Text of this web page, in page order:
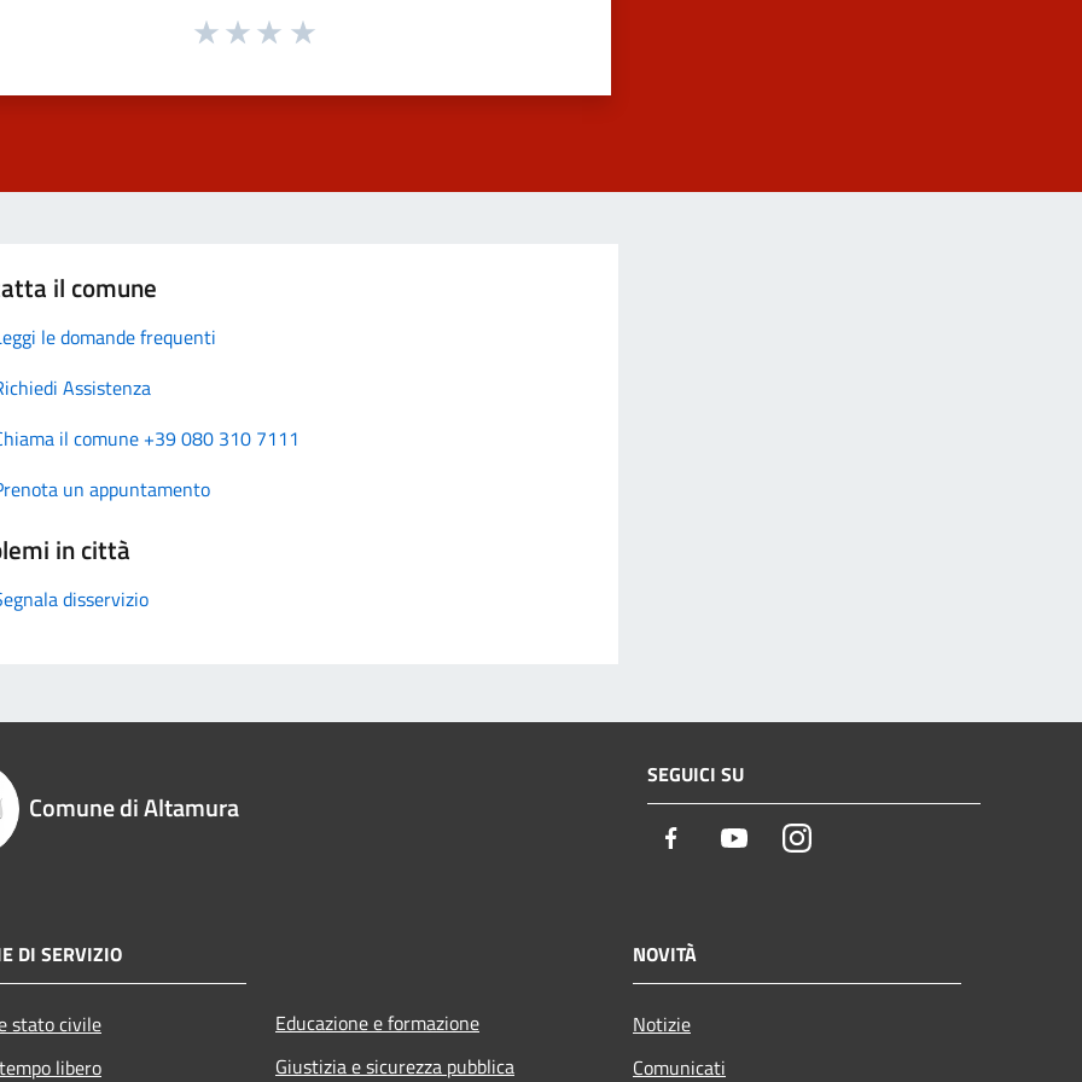
il comune
le domande frequenti
Assistenza
il comune +39 080 310 7111
un appuntamento
in città
disservizio
Comune di Altamura
SEGUICI SU
Facebook YoutubeInstagram
DI SERVIZIO
stato civile
libero
Educazione e formazione
Giustizia e sicurezza pubblica
NOVITÀ
Notizie
Comunicati